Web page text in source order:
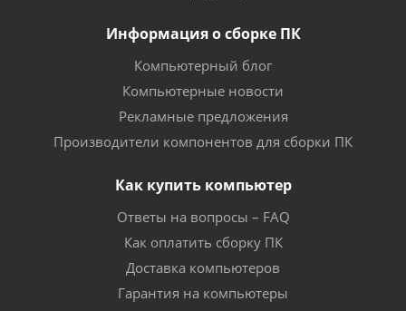
Информация о сборке ПК
Компьютерный блог
Компьютерные новости
Рекламные предложения
Производители компонентов для сборки ПК
Как купить компьютер
Ответы на вопросы – FAQ
Как оплатить сборку ПК
Доставка компьютеров
Гарантия на компьютеры